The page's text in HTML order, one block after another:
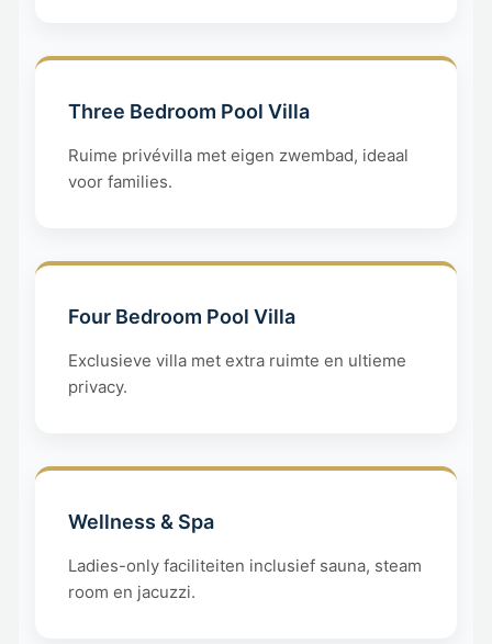
Three Bedroom Pool Villa
Ruime privévilla met eigen zwembad, ideaal
voor families.
Four Bedroom Pool Villa
Exclusieve villa met extra ruimte en ultieme
privacy.
Wellness & Spa
Ladies-only faciliteiten inclusief sauna, steam
room en jacuzzi.